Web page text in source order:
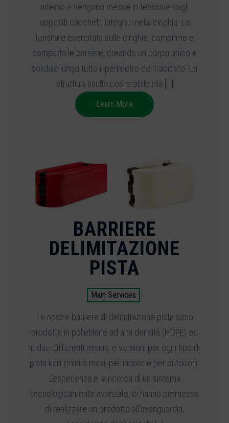
interno e vengono messe in tensione dagli
appositi cricchetti integrati nella cinghia. La
tensione esercitata sulle cinghie, comprime e
compatta le barriere, creando un corpo unico e
solidale lungo tutto il perimetro del tracciato. La
struttura risulta così stabile ma […]
Learn More
BARRIERE
DELIMITAZIONE
PISTA
Main Services
Le nostre barriere di delimitazione pista sono
prodotte in polietilene ad alta densità (HDPE) ed
in due differenti misure e versioni per ogni tipo di
pista kart (mini o maxi, per indoor e per outdoor).
L’esperienza e la ricerca di un sistema
tecnologicamente avanzato, ci hanno permesso
di realizzare un prodotto all’avanguardia,